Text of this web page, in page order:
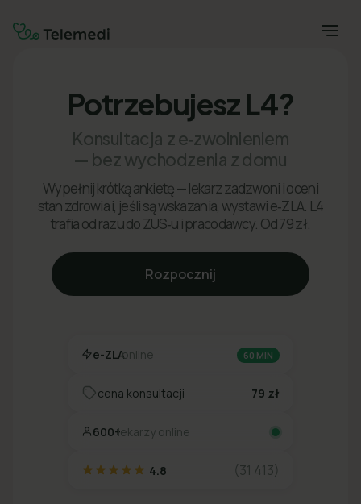
Potrzebujesz L4?
Konsultacja z e‑zwolnieniem
— bez wychodzenia z domu
Wypełnij krótką ankietę — lekarz zadzwoni i oceni
stan zdrowia i, jeśli są wskazania, wystawi e‑ZLA. L4
trafia od razu do ZUS‑u i pracodawcy. Od 79 zł.
Rozpocznij
e-ZLAonline 60 MIN
cena konsultacji 79 zł
600+lekarzy online
4.8 (31 413)